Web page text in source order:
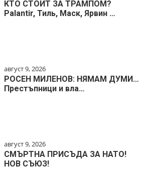
КТО СТОИТ ЗА ТРАМПОМ?
Palantir, Тиль, Маск, Ярвин …
август 9, 2026
РОСЕН МИЛЕНОВ: НЯМАМ ДУМИ…
Престъпници и вла…
август 9, 2026
СМЪРТНА ПРИСЪДА ЗА НАТО!
НОВ СЪЮЗ!